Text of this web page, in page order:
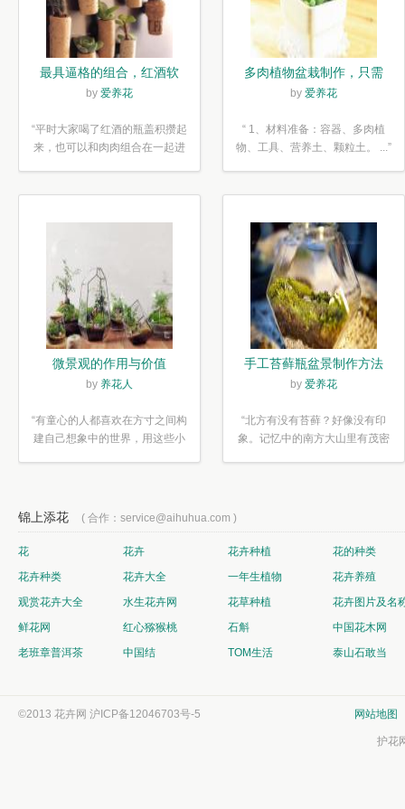
最具逼格的组合，红酒软
木塞diy多肉植物盆栽
by 爱养花
“平时大家喝了红酒的瓶盖积攒起
来，也可以和肉肉组合在一起进
多肉植物盆栽制作，只需
简单6步
by 爱养花
“ 1、材料准备：容器、多肉植
物、工具、营养土、颗粒土。 ...”
微景观的作用与价值
by 养花人
“有童心的人都喜欢在方寸之间构
建自己想象中的世界，用这些小
手工苔藓瓶盆景制作方法
by 爱养花
“北方有没有苔藓？好像没有印
象。记忆中的南方大山里有茂密
锦上添花 ( 合作：service@aihuhua.com )
花 花卉 花卉种植
花的种类
花卉种类
花卉大全 一年生植物
花卉养殖
观赏花卉大全
水生花卉网 花草种植
花卉图片及名
鲜花网
红心猕猴桃 石斛
中国花木网
老班章普洱茶
中国结 TOM生活 泰山石敢当
©2013 花卉网 沪ICP备12046703号-5 网站地图
护花